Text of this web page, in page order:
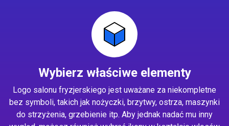
Wybierz właściwe elementy
Logo salonu fryzjerskiego jest uważane za niekompletne
bez symboli, takich jak nożyczki, brzytwy, ostrza, maszynki
do strzyżenia, grzebienie itp. Aby jednak nadać mu inny